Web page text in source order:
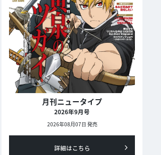
月刊ニュータイプ
2026年9月号
2026年08月07日 発売
詳細はこちら